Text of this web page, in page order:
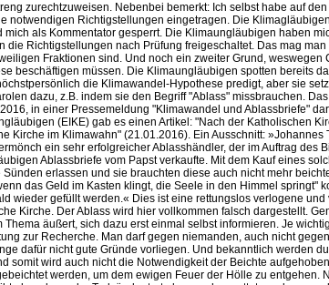
zurechtzuweisen. Nebenbei bemerkt: Ich selbst habe auf den
notwendigen Richtigstellungen eingetragen. Die
als Kommentator gesperrt. Die Klimaungläubigen haben
die Richtigstellungen nach Prüfung freigeschaltet. Das mag man
Fraktionen sind. Und noch ein zweiter Grund, weswegen
beschäftigen müssen. Die Klimaungläubigen spotten bereits
die Klimawandel-Hypothese predigt, aber sie
dazu, z.B. indem sie den Begriff "Ablass" missbrauchen.
in einer Pressemeldung "Klimawandel und Ablassbriefe"
(EIKE) gab es einen Artikel: "Nach der Katholischen
Kirche im Klimawahn" (21.01.2016). Ein Ausschnitt: »Johannes
ein sehr erfolgreicher Ablasshändler, der im Auftrag des
Ablassbriefe vom Papst verkaufte. Mit dem Kauf eines
erlassen und sie brauchten diese auch nicht mehr
das Geld im Kasten klingt, die Seele in den Himmel springt"
wieder gefüllt werden.« Dies ist eine rettungslos verlogene und
Kirche. Der Ablass wird hier vollkommen falsch dargestellt.
Thema äußert, sich dazu erst einmal selbst informieren. Je
zur Recherche. Man darf gegen niemanden, auch nicht
dafür nicht gute Gründe vorliegen. Und bekanntlich werden
somit wird auch nicht die Notwendigkeit der Beichte aufgehoben.
werden, um dem ewigen Feuer der Hölle zu entgehen.